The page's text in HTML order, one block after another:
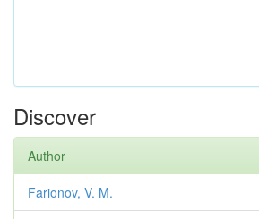
Discover
Author
Farionov, V. M.